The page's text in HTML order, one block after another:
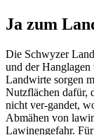
Ja zum
Die Schwyzer
und der
Landwirte sorgen
Nutzflächen dafür,
nicht ver-gandet,
Abmähen von
Lawinengefahr.